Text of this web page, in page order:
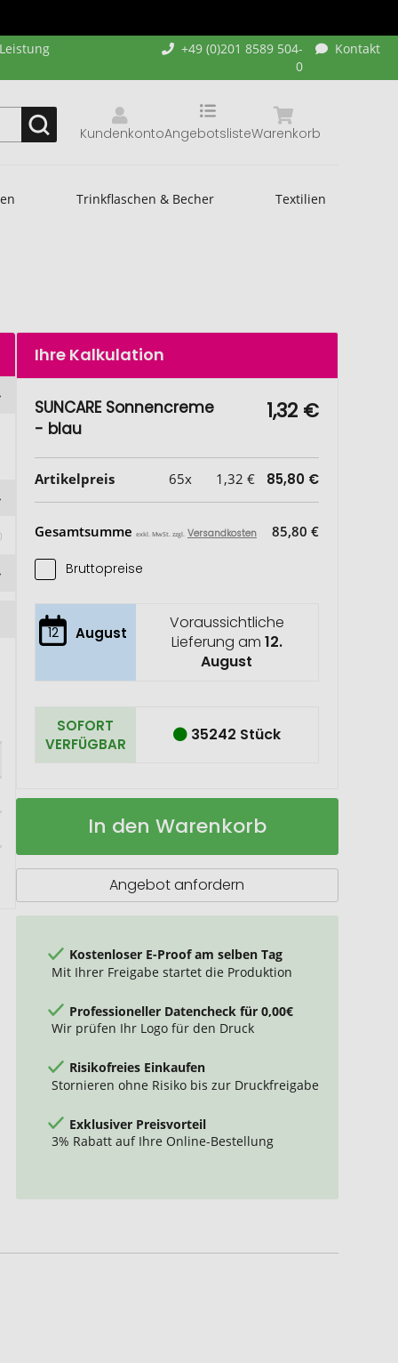
+49 (0)201 8589 504-
0
Kontakt
Kundenkonto Warenkorb
Angebotsliste
Trinkflaschen & Becher Textilien
Ihre Kalkulation
SUNCARE Sonnencreme
- blau
1,32 €
Artikelpreis 65x 1,32 € 85,80 €
Gesamtsumme exkl. MwSt. zzgl. Versandkosten 85,80 €
Bruttopreise
12 August
Voraussichtliche
Lieferung am 12.
August
SOFORT
VERFÜGBAR
35242 Stück
SUNCARE
Sonnencreme
Auf
In den Warenkorb
Angebot anfordern
Kostenloser E-Proof am selben Tag
Mit Ihrer Freigabe startet die Produktion
Professioneller Datencheck für 0,00€
Wir prüfen Ihr Logo für den Druck
Risikofreies Einkaufen
Stornieren ohne Risiko bis zur Druckfreigabe
Exklusiver Preisvorteil
3% Rabatt auf Ihre Online-Bestellung